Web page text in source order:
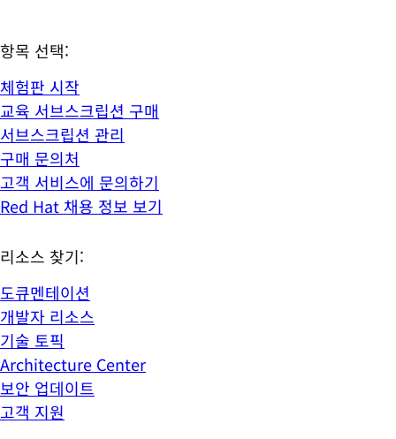
항목 선택:
체험판 시작
교육 서브스크립션 구매
서브스크립션 관리
구매 문의처
고객 서비스에 문의하기
Red Hat 채용 정보 보기
리소스 찾기:
도큐멘테이션
개발자 리소스
기술 토픽
Architecture Center
보안 업데이트
고객 지원